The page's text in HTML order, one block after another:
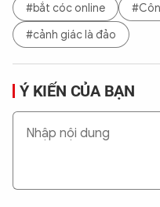
#bắt cóc online
#cảnh giác là đảo
Ý KIẾN CỦA BẠN